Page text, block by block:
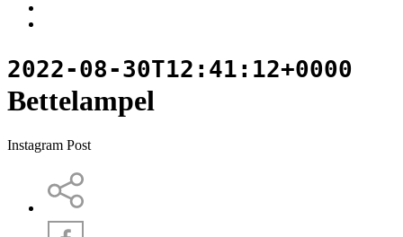
2022-08-30T12:41:12+0000
Bettelampel
Instagram Post